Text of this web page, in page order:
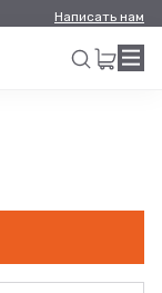
Написать нам